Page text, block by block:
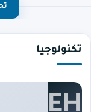
تكنولوجيا